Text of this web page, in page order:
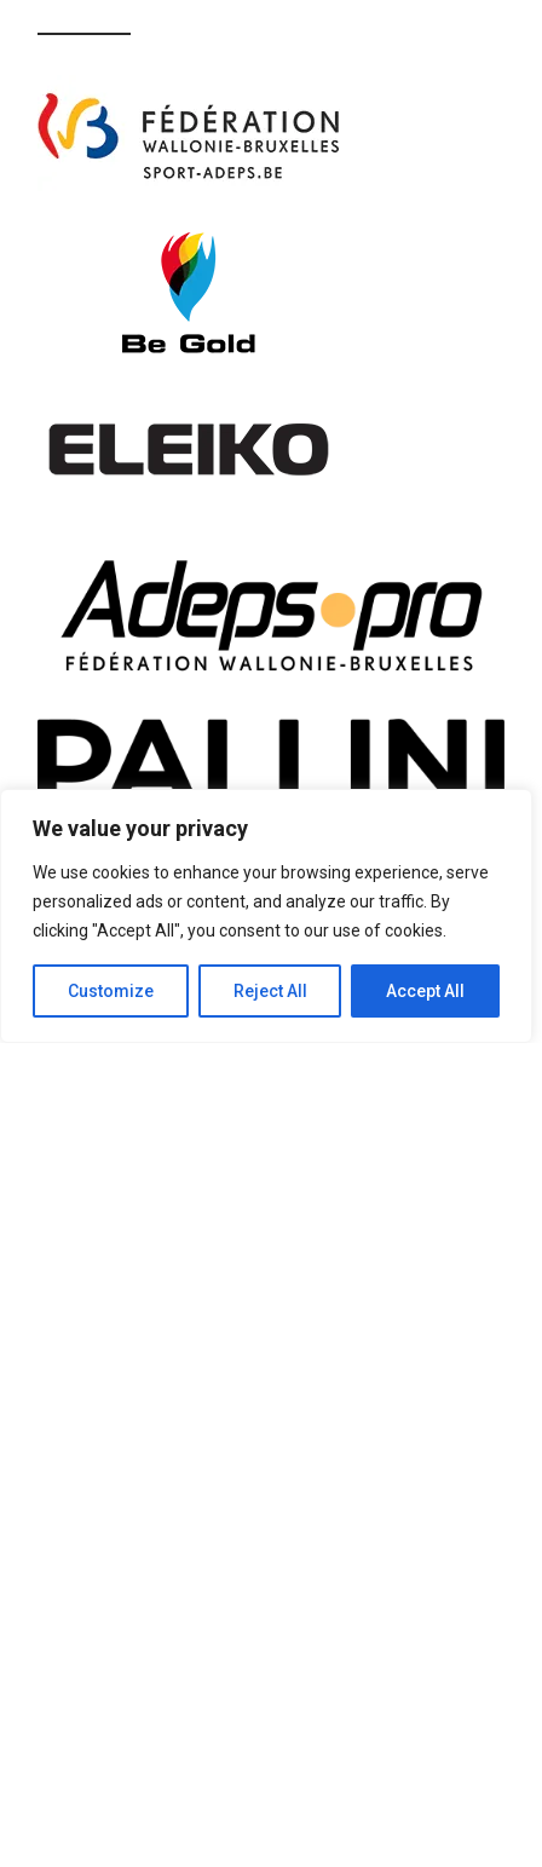
We value your privacy
We use cookies to enhance your browsing experience, serve
personalized ads or content, and analyze our traffic. By
clicking "Accept All", you consent to our use of cookies.
Customize Reject All Accept All